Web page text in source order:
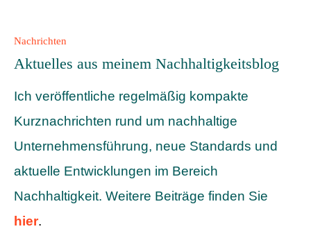
Nachrichten
Aktuelles aus meinem Nachhaltigkeitsblog
Ich veröffentliche regelmäßig kompakte
Kurznachrichten rund um nachhaltige
Unternehmensführung, neue Standards und
aktuelle Entwicklungen im Bereich
Nachhaltigkeit. Weitere Beiträge finden Sie
hier.